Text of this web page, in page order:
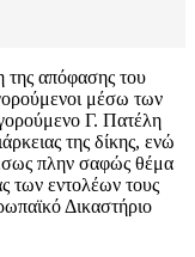
της απόφασης του
μέσω των
Γ. Πατέλη
της δίκης, ενώ
πλην σαφώς θέμα
των εντολέων τους
Δικαστήριο